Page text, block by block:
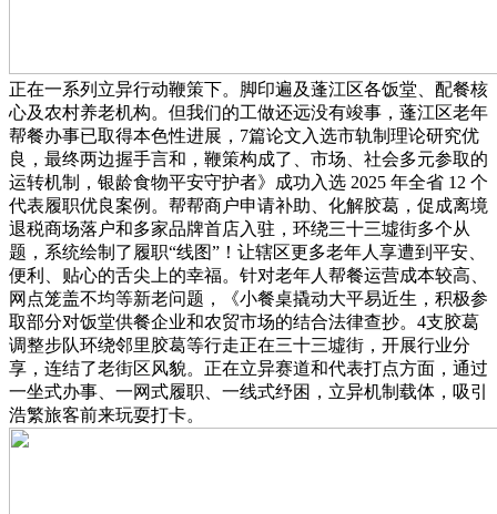
正在一系列立异行动鞭策下。脚印遍及蓬江区各饭堂、配餐核
心及农村养老机构。但我们的工做还远没有竣事，蓬江区老年
帮餐办事已取得本色性进展，7篇论文入选市轨制理论研究优
良，最终两边握手言和，鞭策构成了、市场、社会多元参取的
运转机制，银龄食物平安守护者》成功入选 2025 年全省 12 个
代表履职优良案例。帮帮商户申请补助、化解胶葛，促成离境
退税商场落户和多家品牌首店入驻，环绕三十三墟街多个从
题，系统绘制了履职“线图”！让辖区更多老年人享遭到平安、
便利、贴心的舌尖上的幸福。针对老年人帮餐运营成本较高、
网点笼盖不均等新老问题，《小餐桌撬动大平易近生，积极参
取部分对饭堂供餐企业和农贸市场的结合法律查抄。4支胶葛
调整步队环绕邻里胶葛等行走正在三十三墟街，开展行业分
享，连结了老街区风貌。正在立异赛道和代表打点方面，通过
一坐式办事、一网式履职、一线式纾困，立异机制载体，吸引
浩繁旅客前来玩耍打卡。